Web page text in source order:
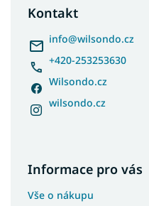
Kontakt
info@wilsondo.cz
+420-253253630
Wilsondo.cz
wilsondo.cz
Informace pro vás
Vše o nákupu